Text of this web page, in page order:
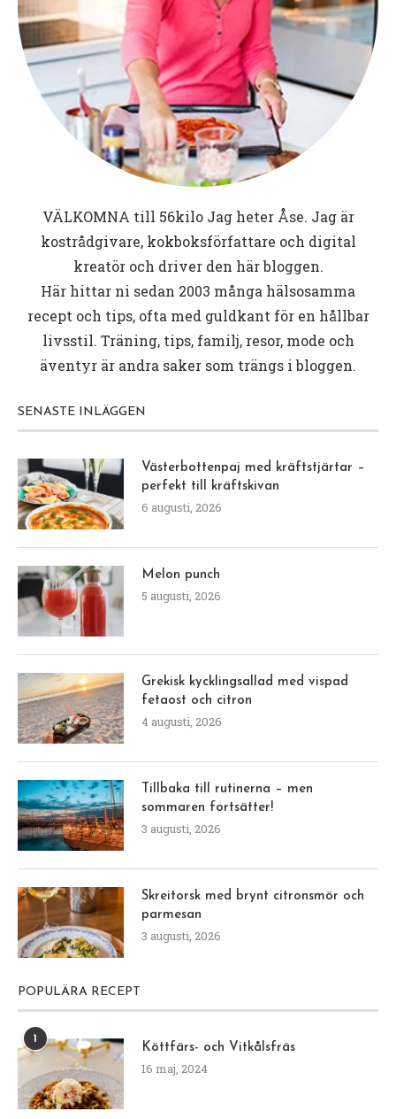
VÄLKOMNA till 56kiloJag heter Åse. Jag är
kostrådgivare, kokboksförfattare och digital
kreatör och driver den här bloggen.
Här hittar ni sedan 2003 många hälsosamma
recept och tips, ofta med guldkant för en hållbar
livsstil. Träning, tips, familj, resor, mode och
äventyr är andra saker som trängs i bloggen.
SENASTE INLÄGGEN
Västerbottenpaj med kräftstjärtar –
perfekt till kräftskivan
6 augusti, 2026
Melon punch
5 augusti, 2026
Grekisk kycklingsallad med vispad
fetaost och citron
4 augusti, 2026
Tillbaka till rutinerna – men
sommaren fortsätter!
3 augusti, 2026
Skreitorsk med brynt citronsmör och
parmesan
3 augusti, 2026
POPULÄRA RECEPT
Köttfärs- och Vitkålsfräs
16 maj, 2024